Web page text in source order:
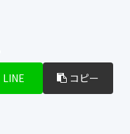
LINE コピー